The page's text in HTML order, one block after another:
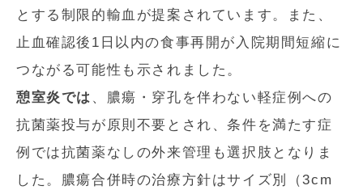
とする制限的輸血が提案されています。また、
止血確認後1日以内の食事再開が入院期間短縮に
つながる可能性も示されました。
憩室炎では 、膿瘍・穿孔を伴わない軽症例への
抗菌薬投与が原則不要とされ、条件を満たす症
例では抗菌薬なしの外来管理も選択肢となりま
した。膿瘍合併時の治療方針はサイズ別（3cm